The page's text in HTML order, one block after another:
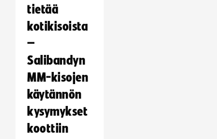
tietää
kotikisoista
–
Salibandyn
MM-kisojen
käytännön
kysymykset
koottiin